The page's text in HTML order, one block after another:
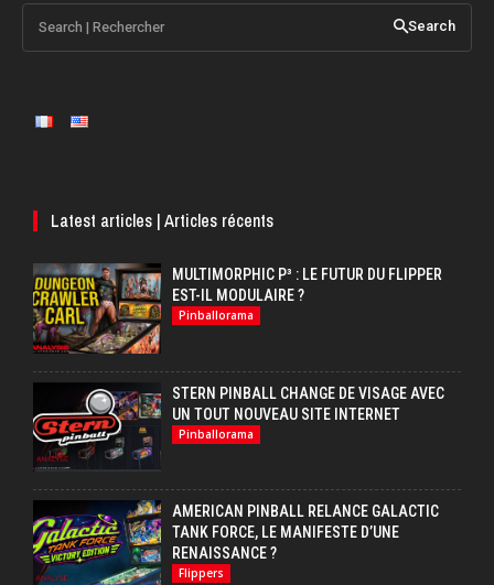
Search | Rechercher Search
Latest articles | Articles récents
MULTIMORPHIC P³ : LE FUTUR DU FLIPPER
EST-IL MODULAIRE ?
Pinballorama
STERN PINBALL CHANGE DE VISAGE AVEC
UN TOUT NOUVEAU SITE INTERNET
Pinballorama
AMERICAN PINBALL RELANCE GALACTIC
TANK FORCE, LE MANIFESTE D’UNE
RENAISSANCE ?
Flippers